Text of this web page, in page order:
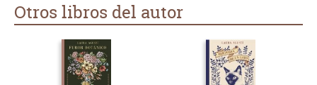
Otros libros del autor